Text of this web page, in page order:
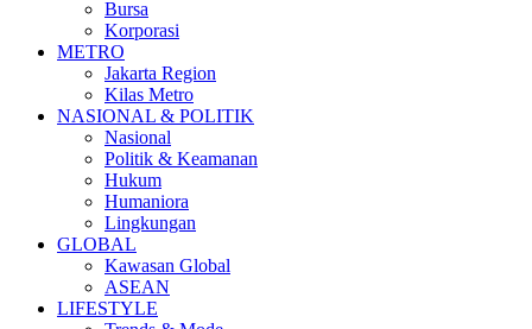
Bursa
Korporasi
METRO
Jakarta Region
Kilas Metro
NASIONAL & POLITIK
Nasional
Politik & Keamanan
Hukum
Humaniora
Lingkungan
GLOBAL
Kawasan Global
ASEAN
LIFESTYLE